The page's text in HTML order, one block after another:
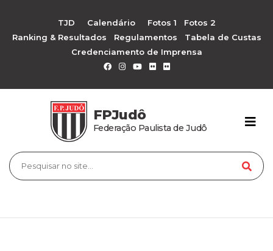
TJD Calendário Fotos 1
Fotos 2
Ranking & Resultados
Regulamentos
Tabela de Custas
Credenciamento de Imprensa
FPJudô
Federação Paulista de Judô